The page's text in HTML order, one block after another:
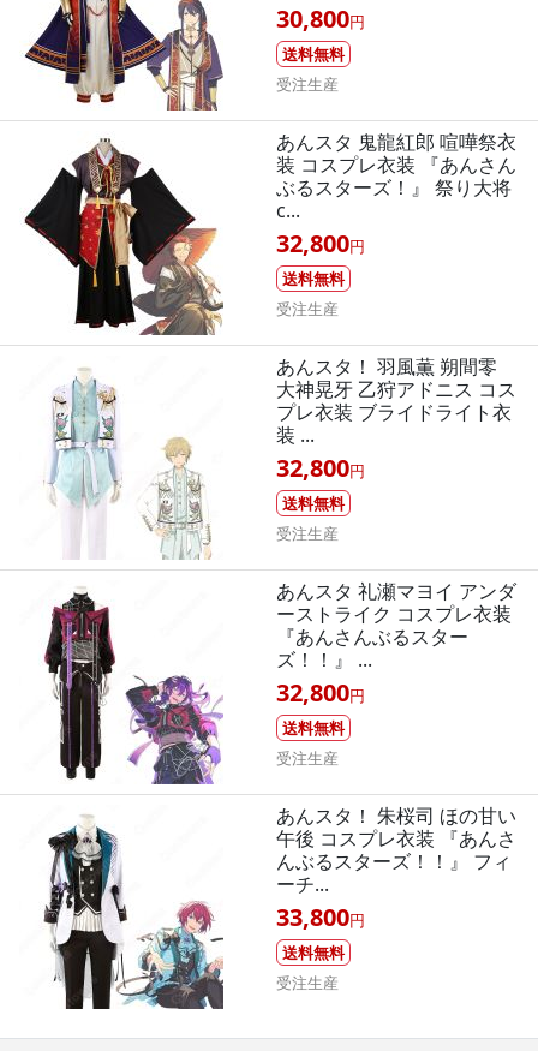
30,800円
送料無料
受注生産
あんスタ 鬼龍紅郎 喧嘩祭衣
装 コスプレ衣装 『あんさん
ぶるスターズ！』 祭り大将
c...
32,800円
送料無料
受注生産
あんスタ！ 羽風薫 朔間零
大神晃牙 乙狩アドニス コス
プレ衣装 ブライドライト衣
装 ...
32,800円
送料無料
受注生産
あんスタ 礼瀬マヨイ アンダ
ーストライク コスプレ衣装
『あんさんぶるスター
ズ！！』 ...
32,800円
送料無料
受注生産
あんスタ！ 朱桜司 ほの甘い
午後 コスプレ衣装 『あんさ
んぶるスターズ！！』 フィ
ーチ...
33,800円
送料無料
受注生産